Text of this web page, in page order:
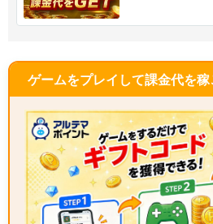
ゲームをプレイして課金代を稼